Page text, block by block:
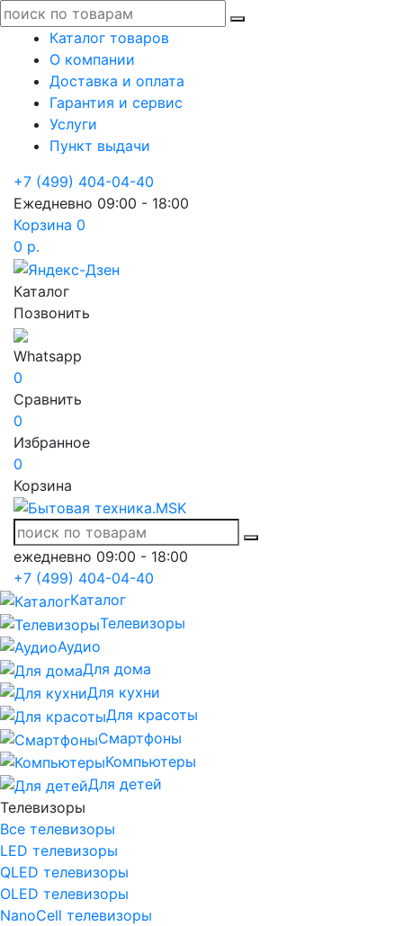
Каталог товаров
О компании
Доставка и оплата
Гарантия и сервис
Услуги
Пункт выдачи
+7 (499) 404-04-40
Ежедневно 09:00 - 18:00
Корзина 0
0 р.
Каталог
Позвонить
Whatsapp
0
Сравнить
0
Избранное
0
Корзина
ежедневно 09:00 - 18:00
+7 (499) 404-04-40
Каталог
Телевизоры
Аудио
Для дома
Для кухни
Для красоты
Смартфоны
Компьютеры
Для детей
Телевизоры
Все телевизоры
LED телевизоры
QLED телевизоры
OLED телевизоры
NanoCell телевизоры